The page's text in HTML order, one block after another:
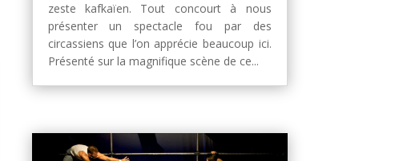
zeste kafkaïen. Tout concourt à nous
présenter un spectacle fou par des
circassiens que l’on apprécie beaucoup ici.
Présenté sur la magnifique scène de ce...